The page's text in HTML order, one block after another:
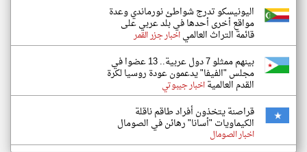
اليونيسكو تدرج شواطئ نورماندي وعدة
مواقع أخرى أحدها في بلد عربي على
قائمة التراث العالمياخبار جزر القمر
بينهم ممثلو 7 دول عربية.. 13 عضوا في
مجلس "الفيفا" يدعمون عودة روسيا لكرة
القدم العالميةاخبار جيبوتي
قراصنة يتخذون أفراد طاقم ناقلة
الكيماويات "أسانا" رهائن في الصومال
اخبار الصومال